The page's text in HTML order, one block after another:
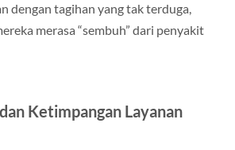
dengan tagihan yang tak terduga,
merasa “sembuh” dari penyakit
Ketimpangan Layanan